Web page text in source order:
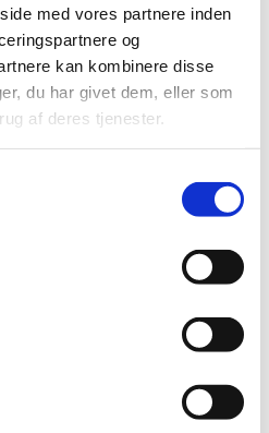
med vores partnere inden
og
kan kombinere disse
du har givet dem, eller som
af deres tjenester.